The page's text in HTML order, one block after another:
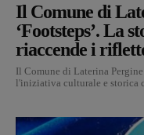
Il Comune di
‘Footsteps’. La
riaccende i
Il Comune di Laterina
l'iniziativa culturale e storica